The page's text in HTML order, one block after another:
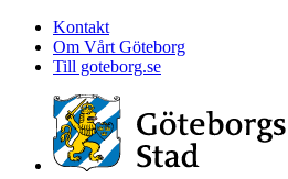
Kontakt
Om Vårt Göteborg
Till goteborg.se